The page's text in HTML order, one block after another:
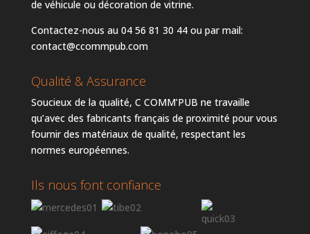
de véhicule ou décoration de vitrine.
Contactez-nous au 04 56 81 30 44 ou par mail:
contact@ccommpub.com
Qualité & Assurance
Soucieux de la qualité, C COMM’PUB ne travaille
qu’avec des fabricants français de proximité pour vous
fournir des matériaux de qualité, respectant les
normes européennes.
Ils nous font confiance